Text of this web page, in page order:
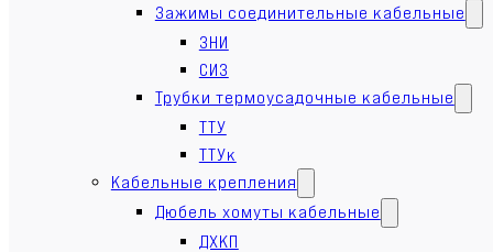
Зажимы соединительные кабельные
ЗНИ
СИЗ
Трубки термоусадочные кабельные
ТТУ
ТТУк
Кабельные крепления
Дюбель хомуты кабельные
ДХКП